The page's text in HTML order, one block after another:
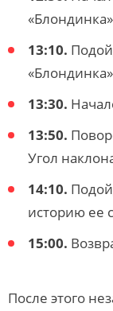
13:10.
13:30.
13:50.
Угол
14:10.
историю ее
15:00.
После этого